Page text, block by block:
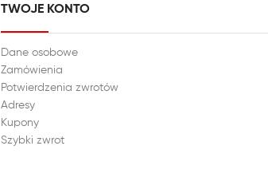
TWOJE KONTO
Dane osobowe
Zamówienia
Potwierdzenia zwrotów
Adresy
Kupony
Szybki zwrot